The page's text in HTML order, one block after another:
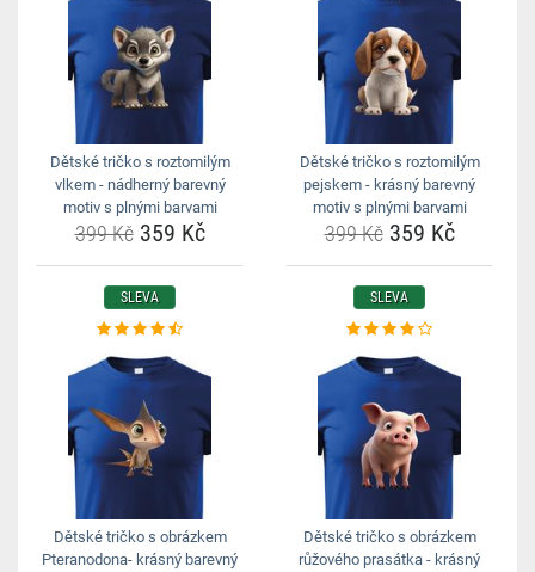
Dětské tričko s roztomilým
vlkem - nádherný barevný
motiv s plnými barvami
399 Kč359 Kč
Dětské tričko s roztomilým
pejskem - krásný barevný
motiv s plnými barvami
399 Kč359 Kč
SLEVA
Dětské tričko s obrázkem
Pteranodona- krásný barevný
SLEVA
Dětské tričko s obrázkem
růžového prasátka - krásný